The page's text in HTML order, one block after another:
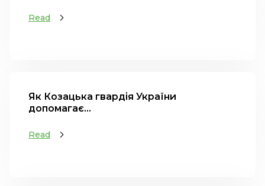
Read
Як Козацька гвардія України
допомагає...
Read